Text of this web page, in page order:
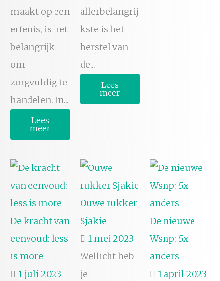
maakt op een
erfenis, is het
belangrijk
om
zorgvuldig te
handelen. In...
Lees
meer
allerbelangrij
kste is het
herstel van
de...
Lees
meer
De kracht van
eenvoud: less
is more
1 juli 2023
Ouwe rukker
Sjakie
1 mei 2023
Wellicht heb
je
De nieuwe
Wsnp: 5x
anders
1 april 2023